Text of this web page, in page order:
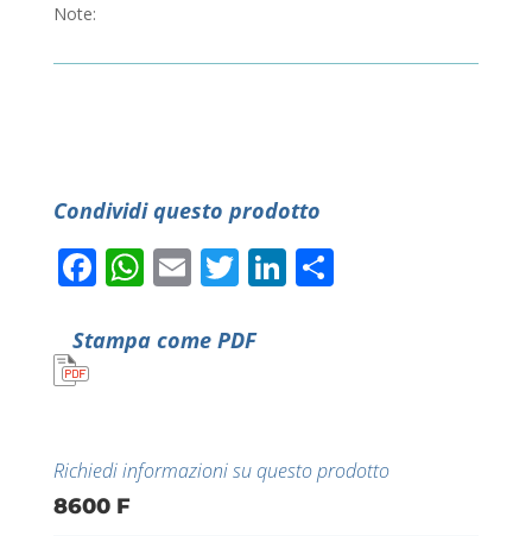
Note:
Condividi questo prodotto
Facebook
WhatsApp
EmailTwitter
LinkedIn
Condividi
Stampa come PDF
Richiedi informazioni su questo prodotto
8600 F